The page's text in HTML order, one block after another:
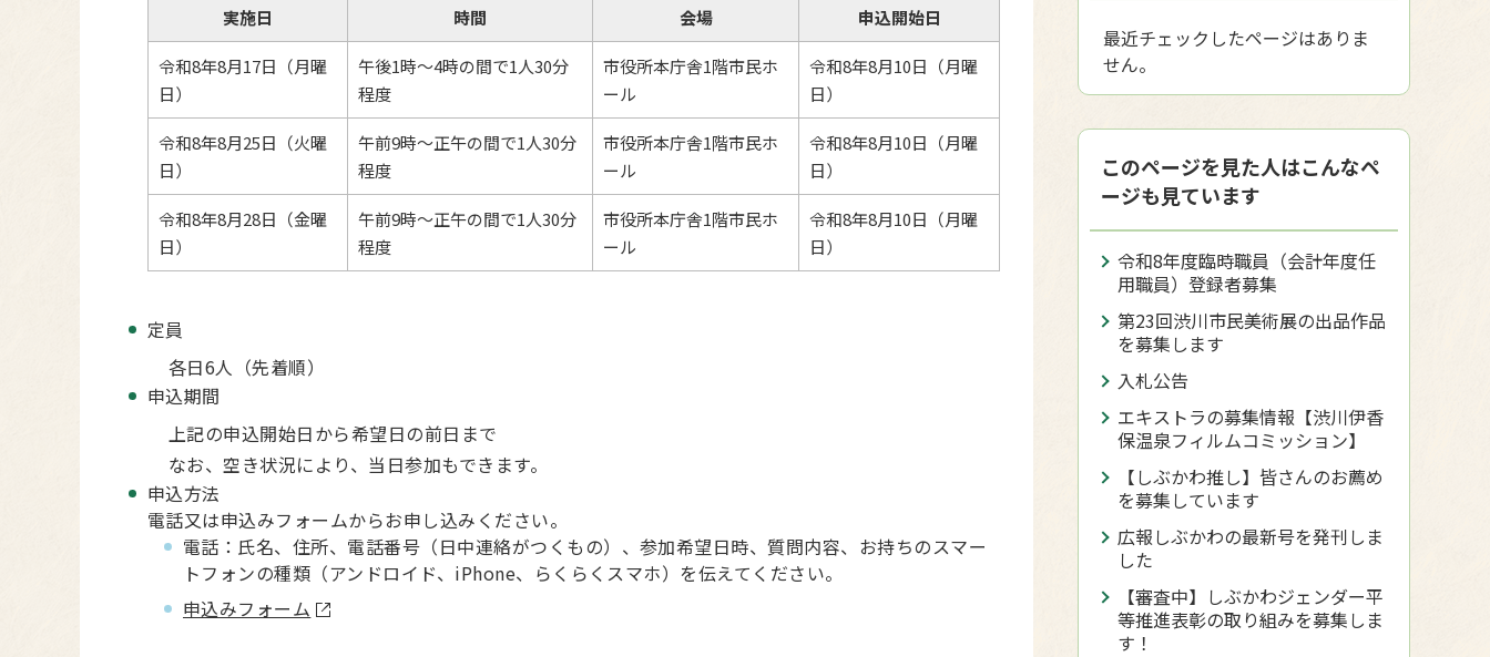
実施日 時間 会場 申込開始日
令和8年8月17日（月曜
日）
午後1時～4時の間で1人30分
程度
市役所本庁舎1階市民ホ
ール
令和8年8月10日（月曜
日）
令和8年8月25日（火曜
日）
午前9時～正午の間で1人30分
程度
市役所本庁舎1階市民ホ
ール
令和8年8月10日（月曜
日）
令和8年8月28日（金曜
日）
午前9時～正午の間で1人30分
程度
市役所本庁舎1階市民ホ
ール
令和8年8月10日（月曜
日）
定員
各日6人（先着順）
申込期間
上記の申込開始日から希望日の前日まで
なお、空き状況により、当日参加もできます。
申込方法
電話又は申込みフォームからお申し込みください。
電話：氏名、住所、電話番号（日中連絡がつくもの）、参加希望日時、質問内容、お持ちのスマー
トフォンの種類（アンドロイド、iPhone、らくらくスマホ）を伝えてください。
申込みフォーム
最近チェックしたページはありま
せん。
このページを見た人はこんなペ
ージも見ています
令和8年度臨時職員（会計年度任
用職員）登録者募集
第23回渋川市民美術展の出品作品
を募集します
入札公告
エキストラの募集情報【渋川伊香
保温泉フィルムコミッション】
【しぶかわ推し】皆さんのお薦め
を募集しています
広報しぶかわの最新号を発刊しま
した
【審査中】しぶかわジェンダー平
等推進表彰の取り組みを募集しま
す！